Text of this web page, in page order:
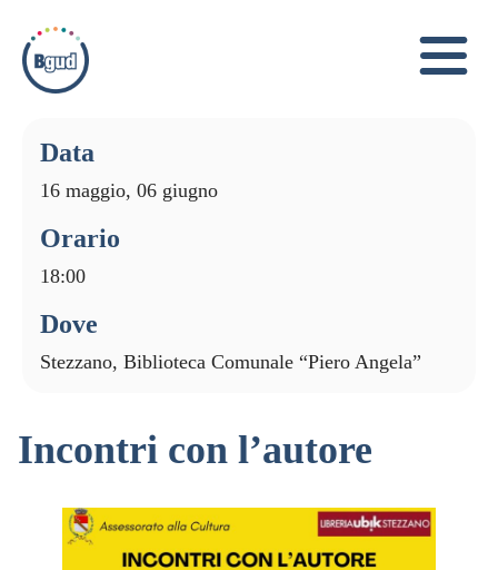
Data
16 maggio, 06 giugno
Orario
18:00
Dove
Stezzano, Biblioteca Comunale “Piero Angela”
Incontri con l’autore